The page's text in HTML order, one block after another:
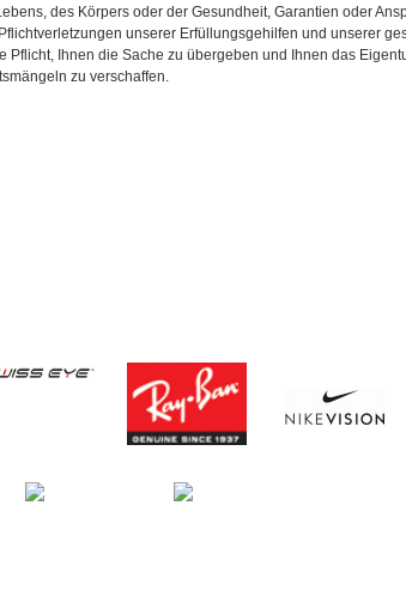
des Körpers oder der Gesundheit, Garantien oder
unserer Erfüllungsgehilfen und unserer
Pflicht, Ihnen die Sache zu übergeben und Ihnen das
zu verschaffen.